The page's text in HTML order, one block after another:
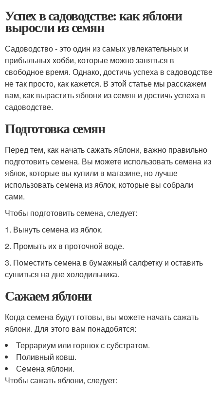
Успех в садоводстве: как яблони
выросли из семян
Садоводство - это один из самых увлекательных и
прибыльных хобби, которые можно заняться в
свободное время. Однако, достичь успеха в садоводстве
не так просто, как кажется. В этой статье мы расскажем
вам, как вырастить яблони из семян и достичь успеха в
садоводстве.
Подготовка семян
Перед тем, как начать сажать яблони, важно правильно
подготовить семена. Вы можете использовать семена из
яблок, которые вы купили в магазине, но лучше
использовать семена из яблок, которые вы собрали
сами.
Чтобы подготовить семена, следует:
1. Вынуть семена из яблок.
2. Промыть их в проточной воде.
3. Поместить семена в бумажный салфетку и оставить
сушиться на дне холодильника.
Сажаем яблони
Когда семена будут готовы, вы можете начать сажать
яблони. Для этого вам понадобятся:
Террариум или горшок с субстратом.
Поливный ковш.
Семена яблони.
Чтобы сажать яблони, следует: